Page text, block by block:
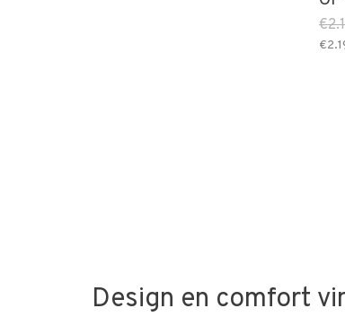
Design en comfort